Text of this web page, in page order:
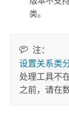
类。
注：
设置关系类
处理工具不
之前，请在